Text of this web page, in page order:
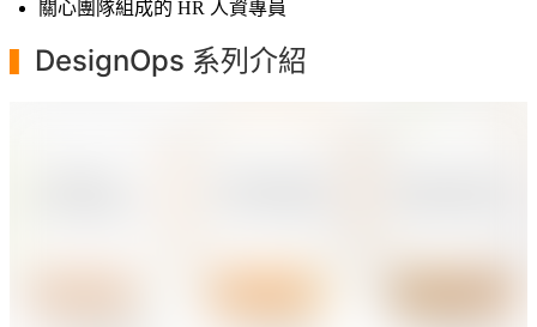
關心團隊組成的 HR 人資專員
DesignOps 系列介紹